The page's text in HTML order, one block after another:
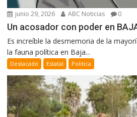
junio 29, 2026 ABC Noticias 0
Un acosador con poder en
Es increíble la desmemoria de la
la fauna política en Baja...
Destacado Estatal Politica